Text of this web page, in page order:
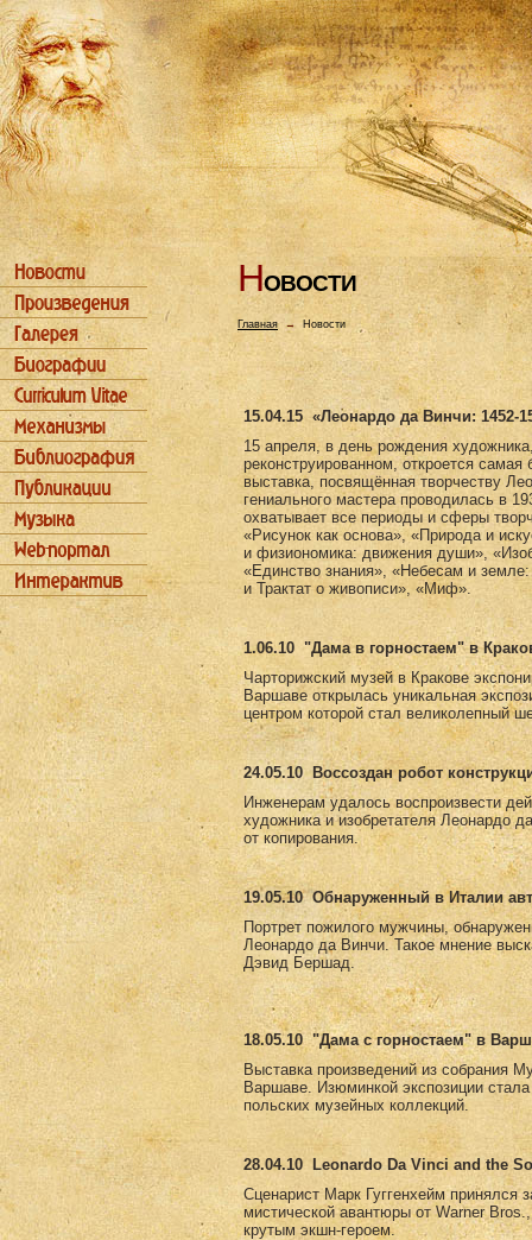
НОВОСТИ
Главная→ Новости
15.04.15 «Леонардо да Винчи: 1452-
15 апреля, в день рождения
реконструированном, откроется
выставка, посвящённая творчеству
гениального мастера проводилась в
охватывает все периоды и сферы
«Рисунок как основа», «Природа и
и физиономика: движения души»,
«Единство знания», «Небесам и
и Трактат о живописи», «Миф».
1.06.10 "Дама в горностаем" в
Чарторижский музей в Кракове
Варшаве открылась уникальная
центром которой стал великолепный
24.05.10
Воссоздан робот
Инженерам удалось воспроизвести
художника и изобретателя Леонардо
от копирования.
19.05.10 Обнаруженный в Италии
Портрет пожилого мужчины,
Леонардо да Винчи. Такое мнение
Дэвид Бершад.
18.05.10 "Дама с горностаем" в
Выставка произведений из собрания
Варшаве. Изюминкой экспозиции
польских музейных коллекций.
28.04.10
Leonardo Da Vinci and the
Сценарист Марк Гуггенхейм принялся
мистической авантюры от Warner
крутым экшн-героем.